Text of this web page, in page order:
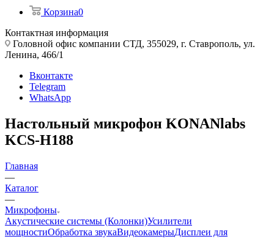
Корзина0
Контактная информация
Головной офис компании СТД, 355029, г. Ставрополь, ул.
Ленина, 466/1
Вконтакте
Telegram
WhatsApp
Настольный микрофон KONANlabs
KCS-H188
Главная
—
Каталог
—
Микрофоны
Акустические системы (Колонки)Усилители
мощностиОбработка звукаВидеокамерыДисплеи для